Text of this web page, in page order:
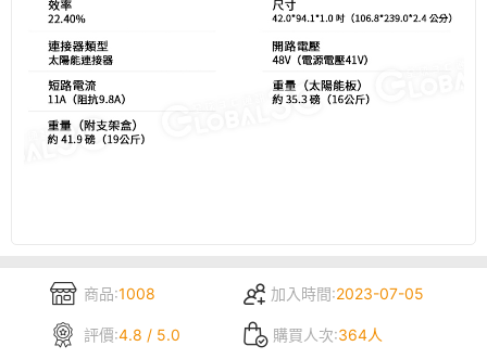
商品:1008 加入時間:2023-07-05
評價:4.8 / 5.0 購買人次:364人